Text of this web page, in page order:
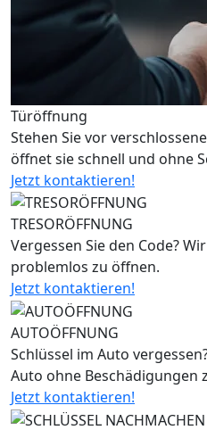
Türöffnung
Stehen Sie vor
öffnet sie schnell und ohne
Jetzt kontaktieren!
TRESORÖFFNUNG
Vergessen Sie den Code?
problemlos zu öffnen.
Jetzt kontaktieren!
AUTOÖFFNUNG
Schlüssel im Auto
Auto ohne Beschädigungen
Jetzt kontaktieren!